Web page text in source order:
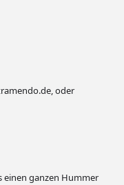
oder
einen ganzen Hummer